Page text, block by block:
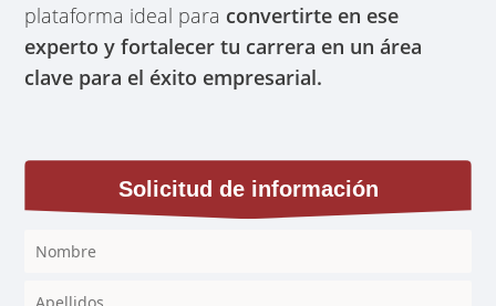
plataforma ideal para convertirte en ese
experto y fortalecer tu carrera en un área
clave para el éxito empresarial.
Solicitud de información